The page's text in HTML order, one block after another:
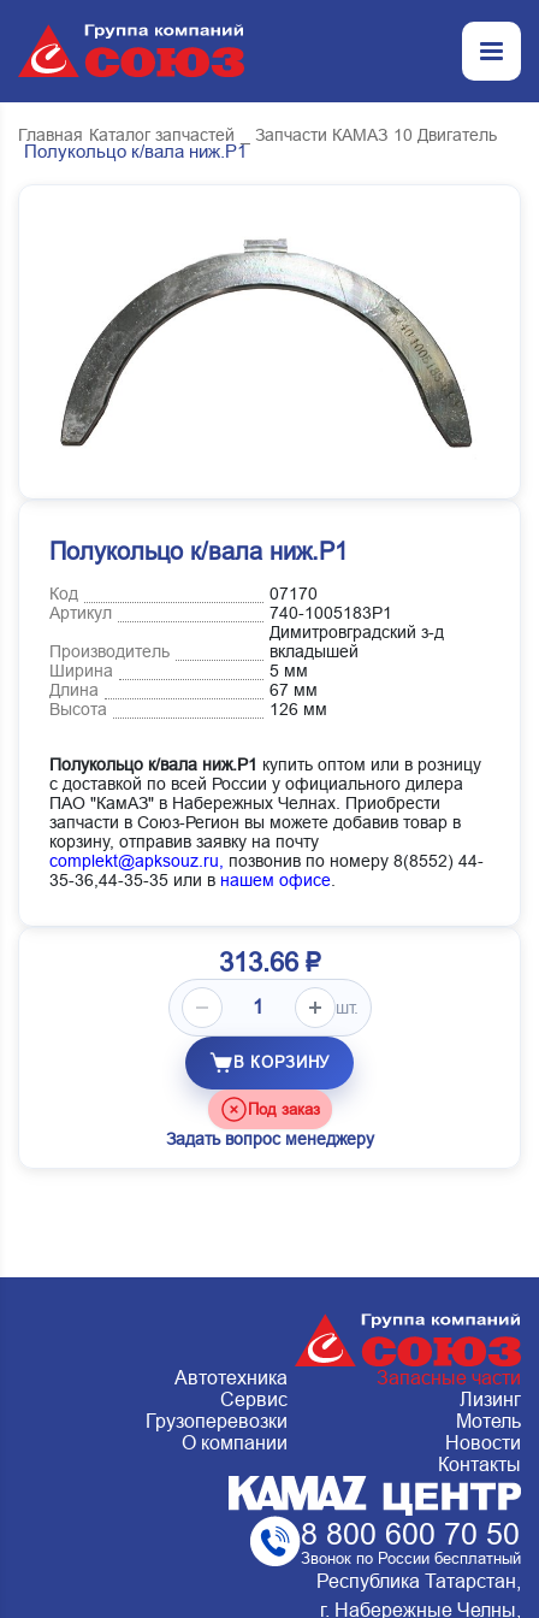
Главная Каталог запчастей _ Запчасти КАМАЗ 10 Двигатель
Полукольцо к/вала ниж.Р1
Полукольцо к/вала ниж.Р1
Код
07170
Артикул
740-1005183Р1
Производитель
Димитровградский з-д
вкладышей
Ширина
5 мм
Длина
67 мм
Высота
126 мм
Полукольцо к/вала ниж.Р1 купить оптом или в розницу
с доставкой по всей России у официального дилера
ПАО "КамАЗ" в Набережных Челнах. Приобрести
запчасти в Союз-Регион вы можете добавив товар в
корзину, отправив заявку на почту
complekt@apksouz.ru, позвонив по номеру 8(8552) 44-
35-36,44-35-35 или в нашем офисе.
313.66 ₽
шт.
В КОРЗИНУ
Под заказ
Задать вопрос менеджеру
Автотехника
Запасные части
Сервис
Лизинг
Грузоперевозки
Мотель
О компании
Новости
Контакты
8 800 600 70 50
Звонок по России бесплатный
Республика Татарстан,
г. Набережные Челны,